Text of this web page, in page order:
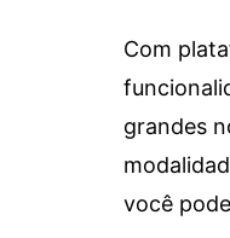
Com
grandes
você